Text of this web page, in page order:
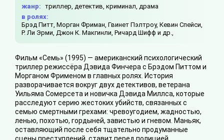
жанр: триллер, детектив, криминал, драма
в ролях:
Брэд Питт, Морган Фриман, Гвинет Пэлтроу, Кевин Спейси,
Р. Ли Эрми, Джон К. Макгинли, Ричард Шифф и др.,
Фильм «Семь» (1995) — американский психологический
триллер режиссёра Дэвида Финчера с Брэдом Питтом и
Морганом Фрименом в главных ролях. История
разворачивается вокруг двух детективов, ветерана
Уильяма Сомерсета и новичка Дэвида Миллса, которые
расследуют серию жестоких убийств, связанных с
семью смертными грехами: чревоугодием, жадностью,
ленью, похотью, гордыней, завистью и гневом. Маньяк,
оставляющий после себя тщательно продуманные
сцены преступлений, ставит перед полицией